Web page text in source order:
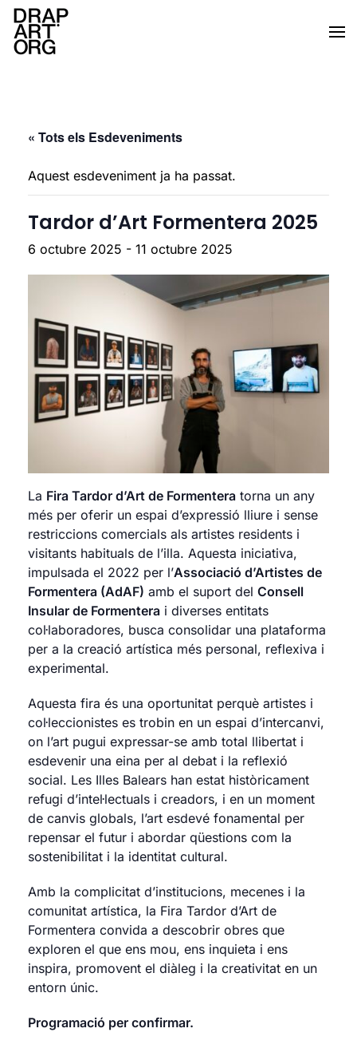
Skip to main content
« Tots els Esdeveniments
Aquest esdeveniment ja ha passat.
Tardor d’Art Formentera 2025
6 octubre 2025 - 11 octubre 2025
La Fira Tardor d’Art de Formentera torna un any
més per oferir un espai d’expressió lliure i sense
restriccions comercials als artistes residents i
visitants habituals de l’illa. Aquesta iniciativa,
impulsada el 2022 per l’Associació d’Artistes de
Formentera (AdAF) amb el suport del Consell
Insular de Formentera i diverses entitats
col·laboradores, busca consolidar una plataforma
per a la creació artística més personal, reflexiva i
experimental.
Aquesta fira és una oportunitat perquè artistes i
col·leccionistes es trobin en un espai d’intercanvi,
on l’art pugui expressar-se amb total llibertat i
esdevenir una eina per al debat i la reflexió
social. Les Illes Balears han estat històricament
refugi d’intel·lectuals i creadors, i en un moment
de canvis globals, l’art esdevé fonamental per
repensar el futur i abordar qüestions com la
sostenibilitat i la identitat cultural.
Amb la complicitat d’institucions, mecenes i la
comunitat artística, la Fira Tardor d’Art de
Formentera convida a descobrir obres que
exploren el que ens mou, ens inquieta i ens
inspira, promovent el diàleg i la creativitat en un
entorn únic.
Programació per confirmar.